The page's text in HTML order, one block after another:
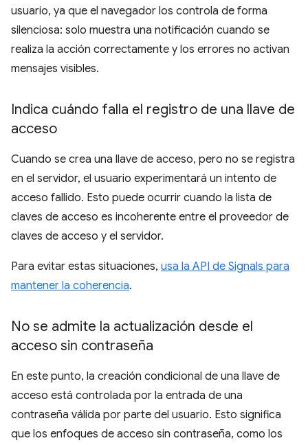
usuario, ya que el navegador los controla de forma
silenciosa: solo muestra una notificación cuando se
realiza la acción correctamente y los errores no activan
mensajes visibles.
Indica cuándo falla el registro de una llave de
acceso
Cuando se crea una llave de acceso, pero no se registra
en el servidor, el usuario experimentará un intento de
acceso fallido. Esto puede ocurrir cuando la lista de
claves de acceso es incoherente entre el proveedor de
claves de acceso y el servidor.
Para evitar estas situaciones, usa la API de Signals para
mantener la coherencia.
No se admite la actualización desde el
acceso sin contraseña
En este punto, la creación condicional de una llave de
acceso está controlada por la entrada de una
contraseña válida por parte del usuario. Esto significa
que los enfoques de acceso sin contraseña, como los